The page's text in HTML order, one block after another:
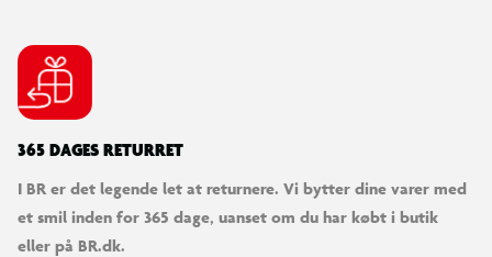
365 DAGES RETURRET
I BR er det legende let at returnere. Vi bytter dine varer med
et smil inden for 365 dage, uanset om du har købt i butik
eller på BR.dk.